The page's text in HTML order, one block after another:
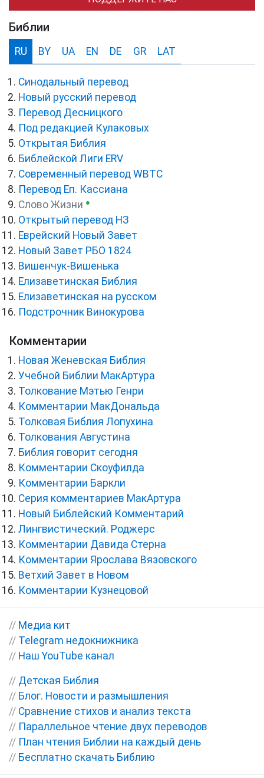
Библии
RU BY UA EN DE GR LAT
Синодальный перевод
Новый русский перевод
Перевод Десницкого
Под редакцией Кулаковых
Открытая Библия
Библейской Лиги ERV
Cовременный перевод WBTC
Перевод Еп. Кассиана
Слово Жизни ●
Открытый перевод НЗ
Еврейский Новый Завет
Новый Завет РБО 1824
Вишенчук-Вишенька
Елизаветинская Библия
Елизаветинская на русском
Подстрочник Винокурова
Комментарии
Новая Женевская Библия
Учебной Библии МакАртура
Толкование Мэтью Генри
Комментарии МакДональда
Толковая Библия Лопухина
Толкования Августина
Библия говорит сегодня
Комментарии Скоуфилда
Комментарии Баркли
Серия комментариев МакАртура
Новый Библейский Комментарий
Лингвистический. Роджерс
Комментарии Давида Стерна
Комментарии Ярослава Вязовского
Ветхий Завет в Новом
Комментарии Кузнецовой
// Медиа кит
// Telegram недокнижника
// Наш YouTube канал
// Детская Библия
// Блог. Новости и размышления
// Сравнение стихов и анализ текста
// Параллельное чтение двух переводов
// План чтения Библии на каждый день
// Бесплатно скачать Библию